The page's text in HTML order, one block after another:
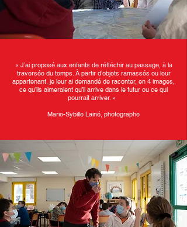
« J’ai proposé aux enfants de réfléchir au passage, à la
traversée du temps. À partir d’objets ramassés ou leur
appartenant, je leur ai demandé de raconter, en 4 images,
ce qu’ils aimeraient qu’il arrive dans le futur ou ce qui
pourrait arriver. »
Marie-Sybille Lainé, photographe